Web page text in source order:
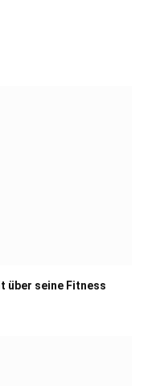
über seine Fitness